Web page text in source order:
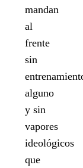
mandan
al
frente
sin
alguno
y sin
vapores
ideológicos
que